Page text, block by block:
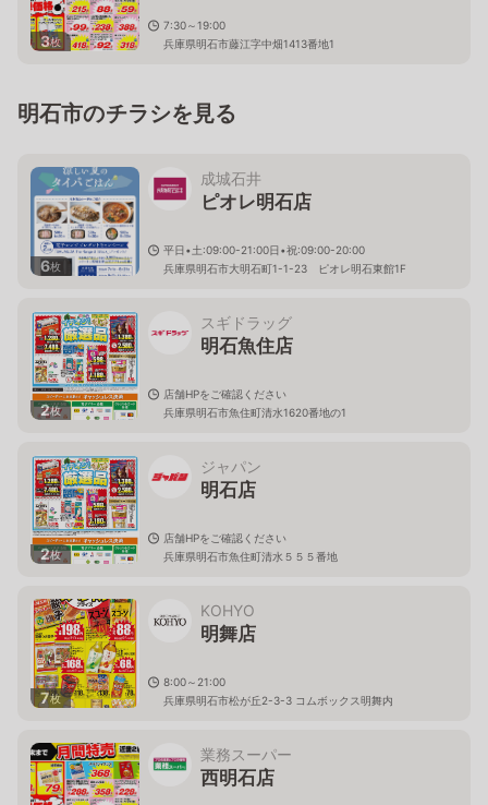
3枚
7:30～19:00
兵庫県明石市藤江字中畑1413番地1
明石市のチラシを見る
6枚
成城石井
ピオレ明石店
平日•土:09:00-21:00日•祝:09:00-20:00
兵庫県明石市大明石町1-1-23 ピオレ明石東館1F
2枚
スギドラッグ
明石魚住店
店舗HPをご確認ください
兵庫県明石市魚住町清水1620番地の1
2枚
ジャパン
明石店
店舗HPをご確認ください
兵庫県明石市魚住町清水５５５番地
7枚
KOHYO
明舞店
8:00～21:00
兵庫県明石市松が丘2-3-3 コムボックス明舞内
業務スーパー
西明石店